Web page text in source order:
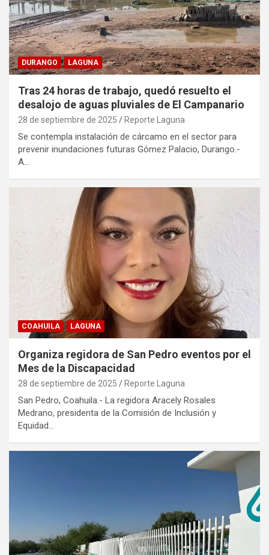
DURANGO LAGUNA
Tras 24 horas de trabajo, quedó resuelto el
desalojo de aguas pluviales de El Campanario
28 de septiembre de 2025 Reporte Laguna
Se contempla instalación de cárcamo en el sector para
prevenir inundaciones futuras Gómez Palacio, Durango.-
A…
COAHUILA LAGUNA
Organiza regidora de San Pedro eventos por el
Mes de la Discapacidad
28 de septiembre de 2025 Reporte Laguna
San Pedro, Coahuila.- La regidora Aracely Rosales
Medrano, presidenta de la Comisión de Inclusión y
Equidad…